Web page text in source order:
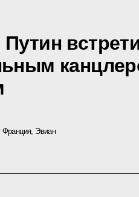
Франция, Эвиан